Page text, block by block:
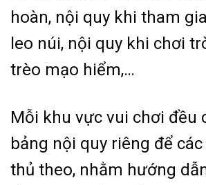
hoàn, nội quy khi tham
leo núi, nội quy khi chơi
trèo mạo hiểm,…
Mỗi khu vực vui chơi đều
bảng nội quy riêng để
thủ theo, nhằm hướng